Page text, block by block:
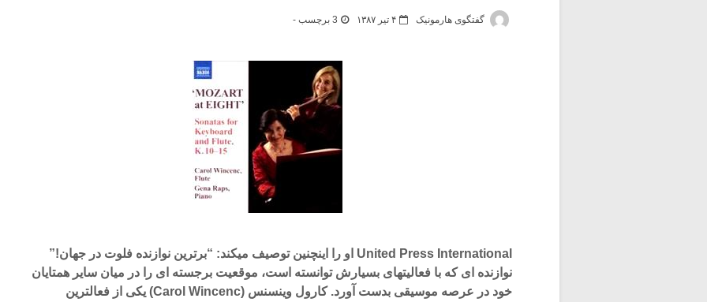
گفتگوی هارمونیک ۴ تیر ۱۳۸۷ 3 برچسب -
United Press International او را اینچنین توصیف میکند: “برترین نوازنده فلوت در جهان!”
نوازنده ای که با فعالیتهای بسیارش توانسته است، موقعیت برجسته ای را در میان سایر همتایان
خود در عرصه موسیقی بدست آورد. کارول وینسنس (Carol Wincenc) یکی از فعالترین